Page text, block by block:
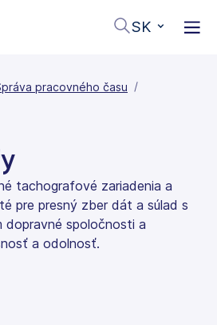
SK
pracovného času
tachografové zariadenia a
pre presný zber dát a súlad s
dopravné spoločnosti a
a odolnosť.